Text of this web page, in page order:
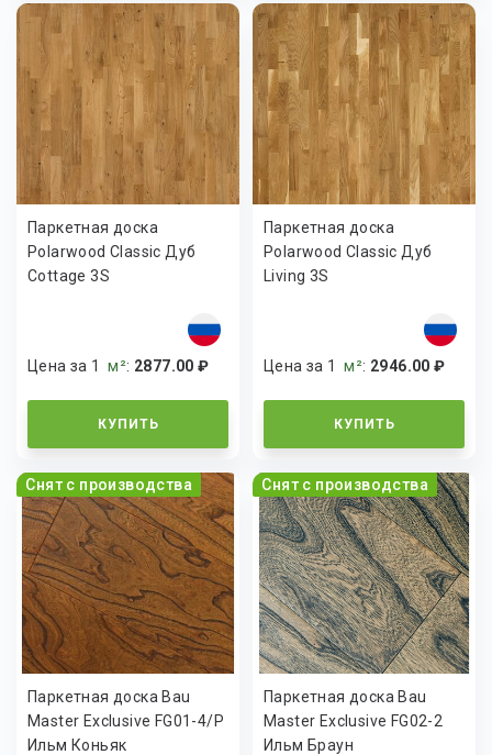
Паркетная доска
Polarwood Classic Дуб
Cottage 3S
Цена за 1м²: 2877.00 ₽
КУПИТЬ
Паркетная доска
Polarwood Classic Дуб
Living 3S
Цена за 1м²: 2946.00 ₽
КУПИТЬ
Снят с производства
Паркетная доска Bau
Master Exclusive FG01-4/P
Ильм Коньяк
Снят с производства
Паркетная доска Bau
Master Exclusive FG02-2
Ильм Браун